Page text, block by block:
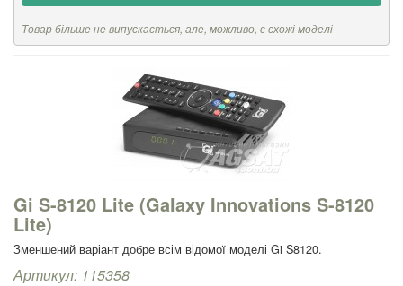
Товар більше не випускається, але, можливо, є схожі моделі
Gi S-8120 Lite (Galaxy Innovations S-8120
Lite)
Зменшений варіант добре всім відомої моделі Gi S8120.
Артикул: 115358